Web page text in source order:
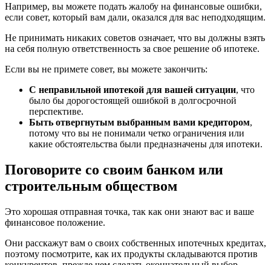
Например, вы можете подать жалобу на финансовые ошибки,
если совет, который вам дали, оказался для вас неподходящим.
Не принимать никаких советов означает, что вы должны взять
на себя полную ответственность за свое решение об ипотеке.
Если вы не примете совет, вы можете закончить:
С неправильной ипотекой для вашей ситуации, что
было бы дорогостоящей ошибкой в долгосрочной
перспективе.
Быть отвергнутым выбранным вами кредитором,
потому что вы не понимали четко ограничения или
какие обстоятельства были предназначены для ипотеки.
Поговорите со своим банком или
строительным обществом
Это хорошая отправная точка, так как они знают вас и ваше
финансовое положение.
Они расскажут вам о своих собственных ипотечных кредитах,
поэтому посмотрите, как их продукты складываются против